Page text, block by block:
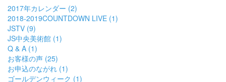
2017年カレンダー (2)
2018-2019COUNTDOWN LIVE (1)
JSTV (9)
JS中央美術館 (1)
Q & A (1)
お客様の声 (25)
お申込のながれ (1)
ゴールデンウィーク (1)